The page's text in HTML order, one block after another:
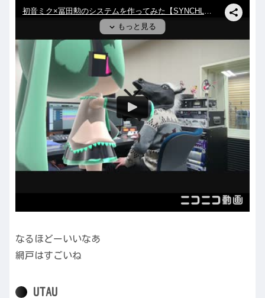
なるほどーいいなあ
網戸はすごいね
UTAU